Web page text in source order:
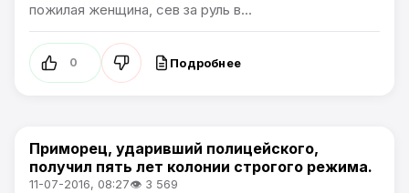
пожилая женщина, сев за руль в...
0 Подробнее
Происшествия
Приморец, ударивший полицейского,
получил пять лет колонии строгого режима.
11-07-2016, 08:27👁 3 569